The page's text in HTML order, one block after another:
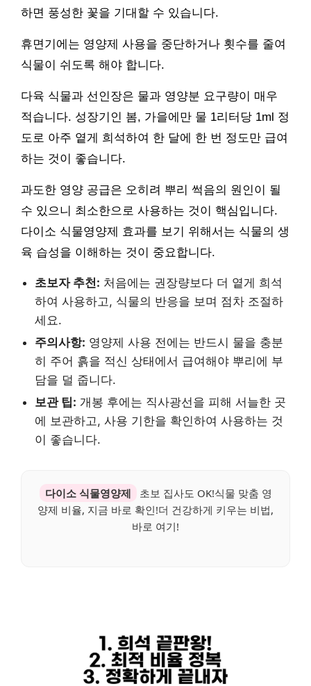
하면 풍성한 꽃을 기대할 수 있습니다.
휴면기에는 영양제 사용을 중단하거나 횟수를 줄여
식물이 쉬도록 해야 합니다.
다육 식물과 선인장은 물과 영양분 요구량이 매우
적습니다. 성장기인 봄, 가을에만 물 1리터당 1ml 정
도로 아주 옅게 희석하여 한 달에 한 번 정도만 급여
하는 것이 좋습니다.
과도한 영양 공급은 오히려 뿌리 썩음의 원인이 될
수 있으니 최소한으로 사용하는 것이 핵심입니다.
다이소 식물영양제 효과를 보기 위해서는 식물의 생
육 습성을 이해하는 것이 중요합니다.
초보자 추천: 처음에는 권장량보다 더 옅게 희석
하여 사용하고, 식물의 반응을 보며 점차 조절하
세요.
주의사항: 영양제 사용 전에는 반드시 물을 충분
히 주어 흙을 적신 상태에서 급여해야 뿌리에 부
담을 덜 줍니다.
보관 팁: 개봉 후에는 직사광선을 피해 서늘한 곳
에 보관하고, 사용 기한을 확인하여 사용하는 것
이 좋습니다.
다이소 식물영양제
초보 집사도 OK!식물 맞춤 영
양제 비율, 지금 바로 확인!더 건강하게 키우는 비법,
바로 여기!